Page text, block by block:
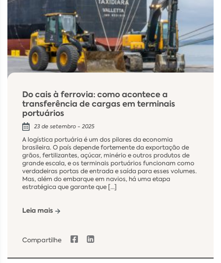
Do cais à ferrovia: como acontece a
transferência de cargas em terminais
portuários
23 de setembro - 2025
A logística portuária é um dos pilares da economia
brasileira. O país depende fortemente da exportação de
grãos, fertilizantes, açúcar, minério e outros produtos de
grande escala, e os terminais portuários funcionam como
verdadeiras portas de entrada e saída para esses volumes.
Mas, além do embarque em navios, há uma etapa
estratégica que garante que […]
Leia mais
Compartilhe